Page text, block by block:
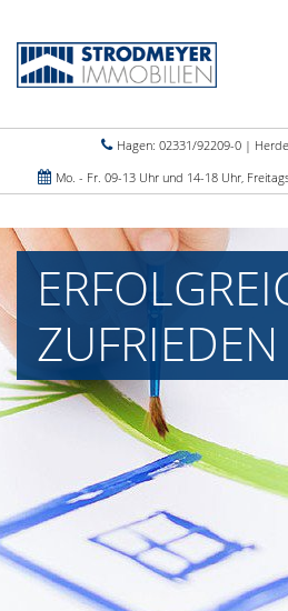
Hagen: 02331/92209-0 |
Mo. - Fr. 09-13 Uhr und 14-18 Uhr,
ZUFRIEDEN